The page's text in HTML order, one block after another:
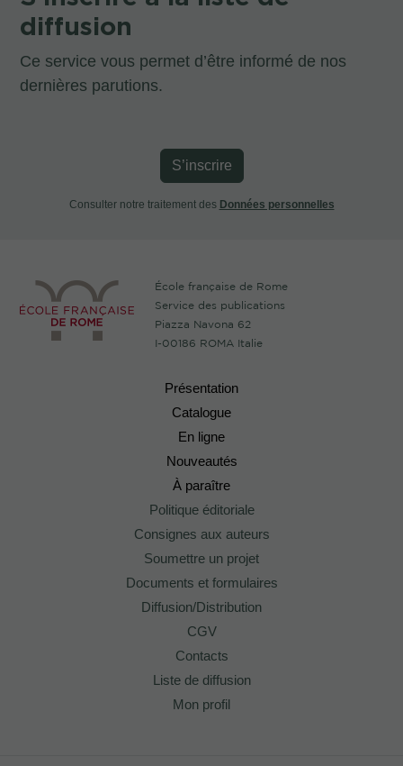
diffusion
Ce service vous permet d’être informé de nos
dernières parutions.
S’inscrire
Consulter notre traitement des Données personnelles
École française de Rome
Service des publications
Piazza Navona 62
I-00186 ROMA Italie
Présentation
Catalogue
En ligne
Nouveautés
À paraître
Politique éditoriale
Consignes aux auteurs
Soumettre un projet
Documents et formulaires
Diffusion/Distribution
CGV
Contacts
Liste de diffusion
Mon profil